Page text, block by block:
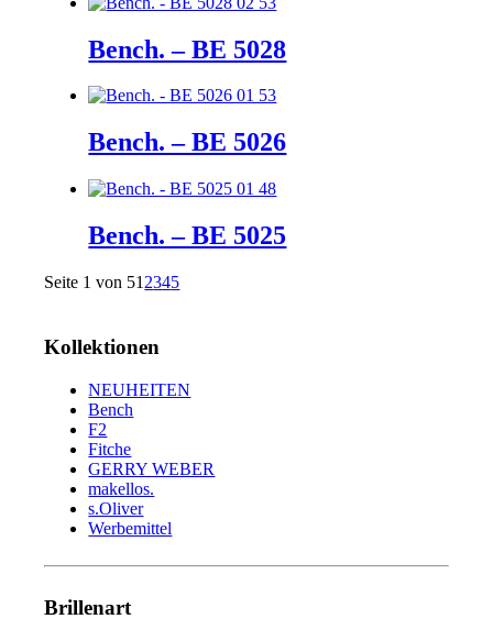
Bench. – BE 5028
Bench. – BE 5026
Bench. – BE 5025
Seite 1 von 51 2345
Kollektionen
NEUHEITEN
Bench
F2
Fitche
GERRY WEBER
makellos.
s.Oliver
Werbemittel
Brillenart